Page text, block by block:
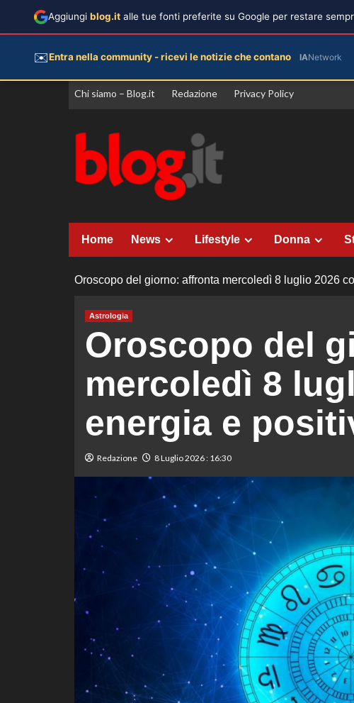
Vai
Chi siamo – Blog.it Redazione Privacy Policy
Home News Lifestyle Donna
Oroscopo del giorno: affronta mercoledì 8 luglio 2026
Astrologia
Oroscopo del
mercoledì 8
energia e
Redazione 8 Luglio 2026 : 16:30
Aggiungi blog.it alle tue fonti preferite su Google per restare
✉️Entra nella community - ricevi le notizie che contano IANetwork